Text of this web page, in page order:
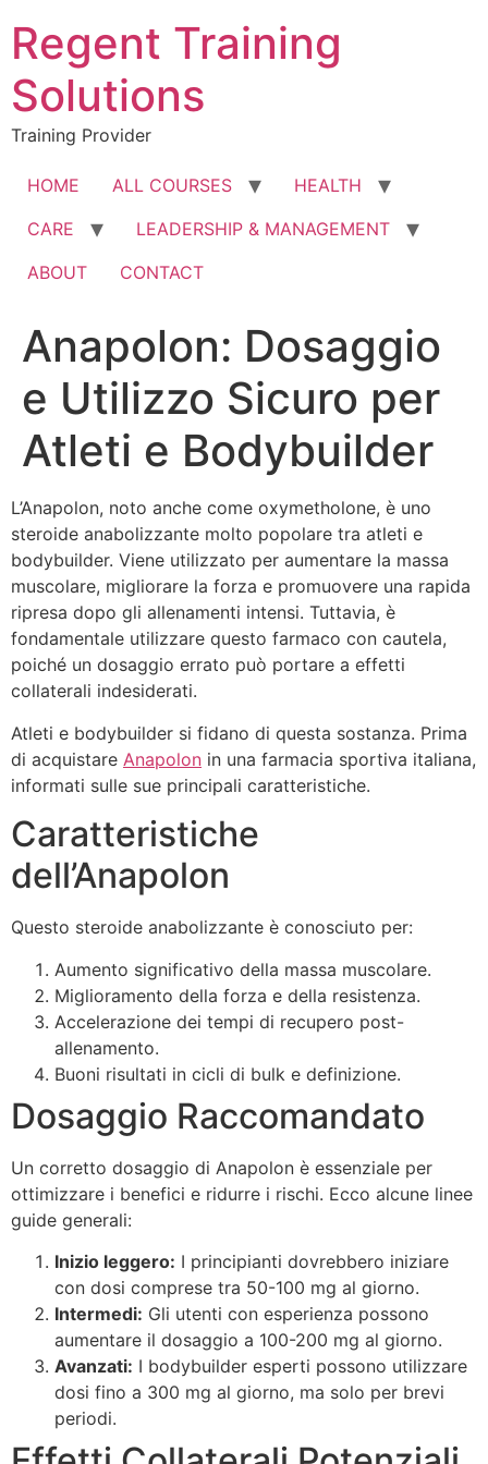
content
Regent Training
Solutions
Training Provider
HOME ALL COURSES
HEALTH
CARE
LEADERSHIP & MANAGEMENT
ABOUT
CONTACT
Anapolon: Dosaggio
e Utilizzo Sicuro per
Atleti e Bodybuilder
L’Anapolon, noto anche come oxymetholone, è uno
steroide anabolizzante molto popolare tra atleti e
bodybuilder. Viene utilizzato per aumentare la massa
muscolare, migliorare la forza e promuovere una rapida
ripresa dopo gli allenamenti intensi. Tuttavia, è
fondamentale utilizzare questo farmaco con cautela,
poiché un dosaggio errato può portare a effetti
collaterali indesiderati.
Atleti e bodybuilder si fidano di questa sostanza. Prima
di acquistare Anapolon in una farmacia sportiva italiana,
informati sulle sue principali caratteristiche.
Caratteristiche
dell’Anapolon
Questo steroide anabolizzante è conosciuto per:
Aumento significativo della massa muscolare.
Miglioramento della forza e della resistenza.
Accelerazione dei tempi di recupero post-
allenamento.
Buoni risultati in cicli di bulk e definizione.
Dosaggio Raccomandato
Un corretto dosaggio di Anapolon è essenziale per
ottimizzare i benefici e ridurre i rischi. Ecco alcune linee
guide generali:
Inizio leggero: I principianti dovrebbero iniziare
con dosi comprese tra 50-100 mg al giorno.
Intermedi: Gli utenti con esperienza possono
aumentare il dosaggio a 100-200 mg al giorno.
Avanzati: I bodybuilder esperti possono utilizzare
dosi fino a 300 mg al giorno, ma solo per brevi
periodi.